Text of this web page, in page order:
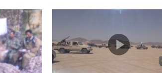
رمضان 1444هـ
نشيد
أنصار الله –